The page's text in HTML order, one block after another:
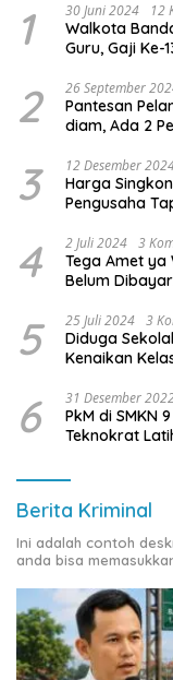
1 30 Juni 2024 12
Walkota
Guru, Gaji Ke-
2 26 September
Pantesan
diam, Ada 2
3 12 Desember
Harga
Pengusaha
4 2 Juli 2024 3
Tega Amet ya
Belum
5 25 Juli 2024 3
Diduga
Kenaikan
6 31 Desember
PkM di SMKN
Teknokrat
Berita Kriminal
Ini adalah contoh
anda bisa